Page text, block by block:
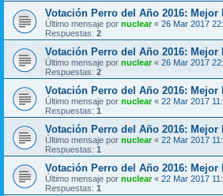
Votación Perro del Año 2016: Mejor
Último mensaje por nuclear« 26 Mar 2017
Respuestas: 2
Votación Perro del Año 2016: Mejor
Último mensaje por nuclear« 26 Mar 2017
Respuestas: 2
Votación Perro del Año 2016:
Último mensaje por nuclear« 22 Mar 2017
Respuestas: 1
Votación Perro del Año 2016:
Último mensaje por nuclear« 22 Mar 2017
Respuestas: 1
Votación Perro del Año 2016: Mejor
Último mensaje por nuclear« 22 Mar 2017
Respuestas: 1